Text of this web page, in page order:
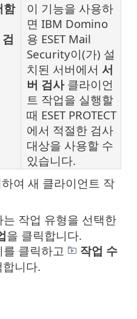
함
이 기능을 사용하
면 IBM Domino
용 ESET Mail
Security이(가) 설
치된 서버에서 서
버 검사클라이언
트 작업을 실행할
때 ESET PROTECT
에서 적절한 검사
대상을 사용할 수
있습니다.
여 새 클라이언트 작
작업 유형을 선택한
을 클릭합니다.
클릭하고
작업 수
니다.